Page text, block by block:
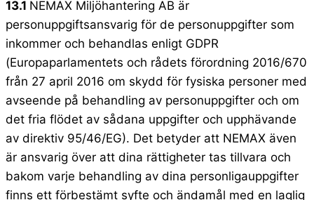
13.1 NEMAX Miljöhantering AB är
personuppgiftsansvarig för de personuppgifter som
inkommer och behandlas enligt GDPR
(Europaparlamentets och rådets förordning 2016/670
från 27 april 2016 om skydd för fysiska personer med
avseende på behandling av personuppgifter och om
det fria flödet av sådana uppgifter och upphävande
av direktiv 95/46/EG). Det betyder att NEMAX även
är ansvarig över att dina rättigheter tas tillvara och
bakom varje behandling av dina personligauppgifter
finns ett förbestämt syfte och ändamål med en laglig